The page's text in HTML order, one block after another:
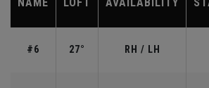
#6 27° RH / LH